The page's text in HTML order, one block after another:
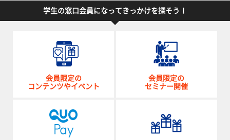
学生の窓口会員になってきっかけを探そう！
会員限定の
コンテンツやイベント
会員限定の
セミナー開催